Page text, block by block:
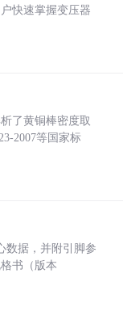
快速掌握变压器
了黄铜棒密度取
2007等国家标
数据，并附引脚参
书（版本